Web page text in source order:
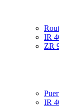
IR
ZR
IR